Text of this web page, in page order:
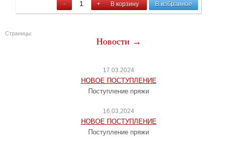
- + В корзину В избранное
Страницы:
Новости →
17.03.2024
НОВОЕ ПОСТУПЛЕНИЕ
Поступление пряжи
16.03.2024
НОВОЕ ПОСТУПЛЕНИЕ
Поступление пряжи